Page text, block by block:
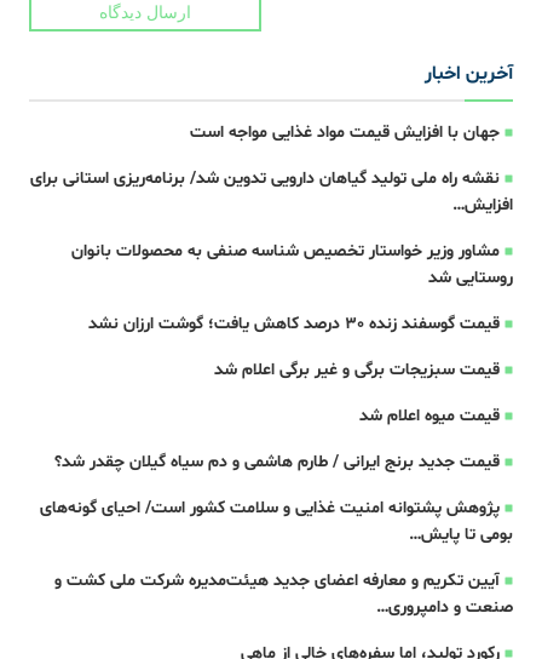
ارسال دیدگاه
آخرین اخبار
جهان با افزایش قیمت مواد غذایی مواجه است
نقشه راه ملی تولید گیاهان دارویی تدوین شد/ برنامه‌ریزی استانی برای
افزایش…
مشاور وزیر خواستار تخصیص شناسه صنفی به محصولات بانوان
روستایی شد
قیمت گوسفند زنده 30 درصد کاهش یافت؛ گوشت ارزان نشد
قیمت سبزیجات برگی و غیر برگی اعلام شد
قیمت میوه اعلام شد
قیمت جدید برنج ایرانی / طارم هاشمی و دم سیاه گیلان چقدر شد؟
پژوهش پشتوانه امنیت غذایی و سلامت کشور است/ احیای گونه‌های
بومی تا پایش…
آیین تکریم و معارفه اعضای جدید هیئت‌مدیره شرکت ملی کشت و
صنعت و دامپروری…
رکورد تولید، اما سفره‌های خالی از ماهی